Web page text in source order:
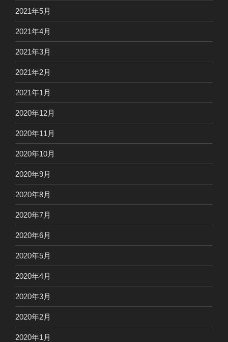
2021年5月
2021年4月
2021年3月
2021年2月
2021年1月
2020年12月
2020年11月
2020年10月
2020年9月
2020年8月
2020年7月
2020年6月
2020年5月
2020年4月
2020年3月
2020年2月
2020年1月